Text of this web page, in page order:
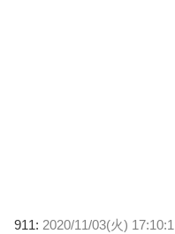
911: 2020/11/03(火)